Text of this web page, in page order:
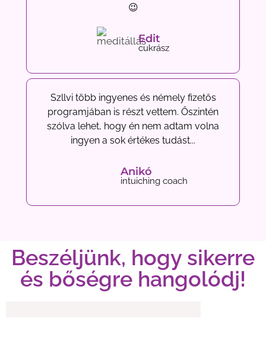
😉
Edit
cukrász
Szllvi több ingyenes és némely fizetős
programjában is részt vettem. Őszintén
szólva lehet, hogy én nem adtam volna
ingyen a sok értékes tudást...
Anikó
intuiching coach
Beszéljünk, hogy sikerre
és bőségre hangolódj!